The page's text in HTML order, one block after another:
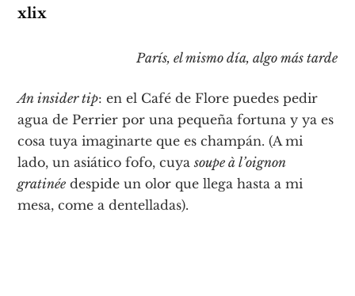
xlix
París, el mismo día, algo más tarde
An insider tip: en el Café de Flore puedes pedir
agua de Perrier por una pequeña fortuna y ya es
cosa tuya imaginarte que es champán. (A mi
lado, un asiático fofo, cuyasoupe à l’oignon
gratinée despide un olor que llega hasta a mi
mesa, come a dentelladas).